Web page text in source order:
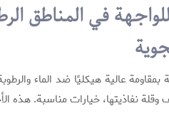
في المناطق
عالية هيكليًا ضد الماء
وقلة نفاذيتها، خيارات مناسبة. هذه